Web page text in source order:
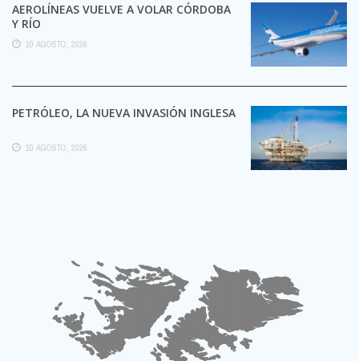
AEROLÍNEAS VUELVE A VOLAR CÓRDOBA
Y RÍO
10 AGOSTO, 2026
PETRÓLEO, LA NUEVA INVASIÓN INGLESA
10 AGOSTO, 2026